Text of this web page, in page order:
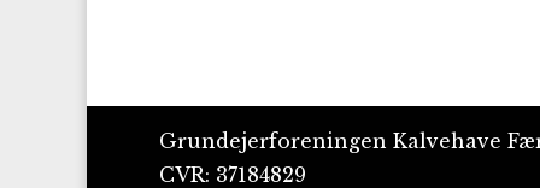
Grundejerforeningen Kalvehave
CVR: 37184829